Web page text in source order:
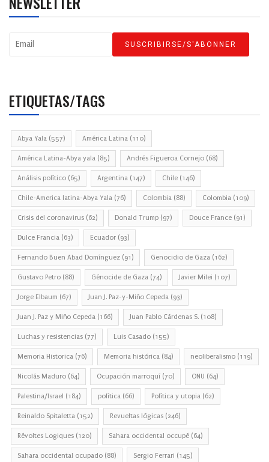
ETIQUETAS/TAGS
Abya Yala (557) América Latina (110)
América Latina-Abya yala (85) Andrés Figueroa Cornejo (68)
Análisis político (65) Argentina (147) Chile (146)
Chile-America latina-Abya Yala (76) Colombia (88) Colombia (109)
Crisis del coronavirus (62) Donald Trump (97) Douce France (91)
Dulce Francia (63) Ecuador (93)
Fernando Buen Abad Domínguez (91) Genocidio de Gaza (162)
Gustavo Petro (88) Génocide de Gaza (74) Javier Milei (107)
Jorge Elbaum (67) Juan J. Paz-y-Miño Cepeda (93)
Juan J. Paz y Miño Cepeda (166) Juan Pablo Cárdenas S. (108)
Luchas y resistencias (77) Luis Casado (155)
Memoria Historica (76) Memoria histórica (84) neoliberalismo (119)
Nicolás Maduro (64) Ocupación marroquí (70) ONU (64)
Palestina/Israel (184) política (66) Política y utopia (62)
Reinaldo Spitaletta (152) Revueltas lógicas (246)
Révoltes Logiques (120) Sahara occidental occupé (64)
Sahara occidental ocupado (88) Sergio Ferrari (145)